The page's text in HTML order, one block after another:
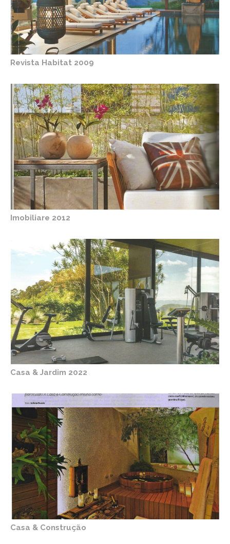
Revista Habitat 2009
Imobiliare 2012
Casa & Jardim 2022
Casa & Construção